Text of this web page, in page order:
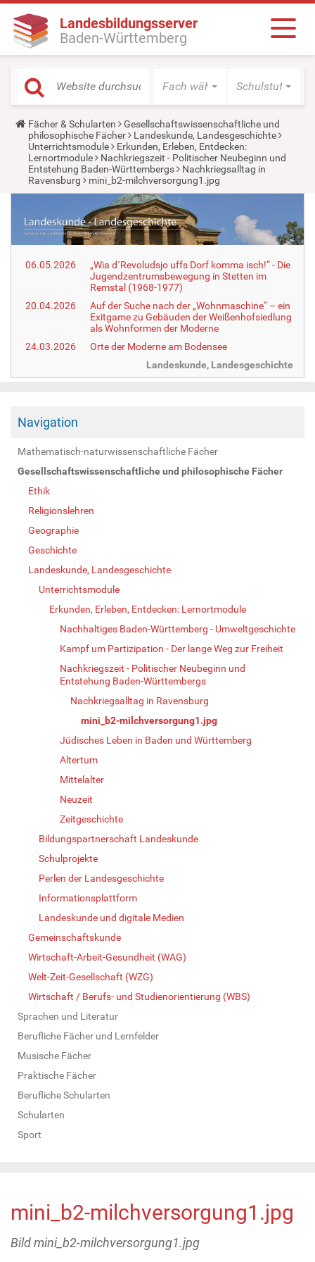
Landesbildungsserver
Baden-Württemberg
Fach wählen Schulstufe
Y
o
u
a
r
e
h
e
:
Fächer & Schularten
Gesellschaftswissenschaftliche und
philosophische Fächer
Landeskunde, Landesgeschichte
Unterrichtsmodule
Erkunden, Erleben, Entdecken:
Lernortmodule
Nachkriegszeit - Politischer Neubeginn und
Entstehung Baden-Württembergs
Nachkriegsalltag in
Ravensburg
mini_b2-milchversorgung1.jpg
06.05.2026
„Wia d´Revoludsjo uffs Dorf komma isch!“ - Die
Jugendzentrumsbewegung in Stetten im
Remstal (1968-1977)
20.04.2026
Auf der Suche nach der „Wohnmaschine“ – ein
Exitgame zu Gebäuden der Weißenhofsiedlung
als Wohnformen der Moderne
24.03.2026
Orte der Moderne am Bodensee
Landeskunde, Landesgeschichte
Navigation
Mathematisch-naturwissenschaftliche Fächer
Gesellschaftswissenschaftliche und philosophische Fächer
Ethik
Religionslehren
Geographie
Geschichte
Landeskunde, Landesgeschichte
Unterrichtsmodule
Erkunden, Erleben, Entdecken: Lernortmodule
Nachhaltiges Baden-Württemberg - Umweltgeschichte
Kampf um Partizipation - Der lange Weg zur Freiheit
Nachkriegszeit - Politischer Neubeginn und
Entstehung Baden-Württembergs
Nachkriegsalltag in Ravensburg
mini_b2-milchversorgung1.jpg
Jüdisches Leben in Baden und Württemberg
Altertum
Mittelalter
Neuzeit
Zeitgeschichte
Bildungspartnerschaft Landeskunde
Schulprojekte
Perlen der Landesgeschichte
Informationsplattform
Landeskunde und digitale Medien
Gemeinschaftskunde
Wirtschaft-Arbeit-Gesundheit (WAG)
Welt-Zeit-Gesellschaft (WZG)
Wirtschaft / Berufs- und Studienorientierung (WBS)
Sprachen und Literatur
Berufliche Fächer und Lernfelder
Musische Fächer
Praktische Fächer
Berufliche Schularten
Schularten
Sport
mini_b2-milchversorgung1.jpg
Bild mini_b2-milchversorgung1.jpg